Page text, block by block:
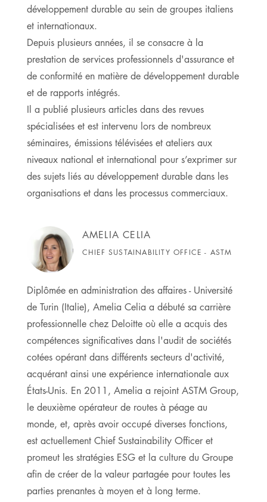
développement durable au sein de groupes italiens
et internationaux.
Depuis plusieurs années, il se consacre à la
prestation de services professionnels d'assurance et
de conformité en matière de développement durable
et de rapports intégrés.
Il a publié plusieurs articles dans des revues
spécialisées et est intervenu lors de nombreux
séminaires, émissions télévisées et ateliers aux
niveaux national et international pour s’exprimer sur
des sujets liés au développement durable dans les
organisations et dans les processus commerciaux.
AMELIA CELIA
CHIEF SUSTAINABILITY OFFICE - ASTM
Diplômée en administration des affaires - Université
de Turin (Italie), Amelia Celia a débuté sa carrière
professionnelle chez Deloitte où elle a acquis des
compétences significatives dans l'audit de sociétés
cotées opérant dans différents secteurs d'activité,
acquérant ainsi une expérience internationale aux
États-Unis. En 2011, Amelia a rejoint ASTM Group,
le deuxième opérateur de routes à péage au
monde, et, après avoir occupé diverses fonctions,
est actuellement Chief Sustainability Officer et
promeut les stratégies ESG et la culture du Groupe
afin de créer de la valeur partagée pour toutes les
parties prenantes à moyen et à long terme.